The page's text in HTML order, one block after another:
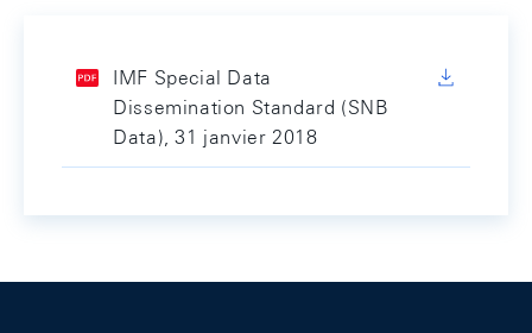
IMF Special Data
Dissemination Standard (SNB
Data), 31 janvier 2018